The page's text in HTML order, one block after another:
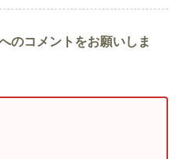
のコメントをお願いしま